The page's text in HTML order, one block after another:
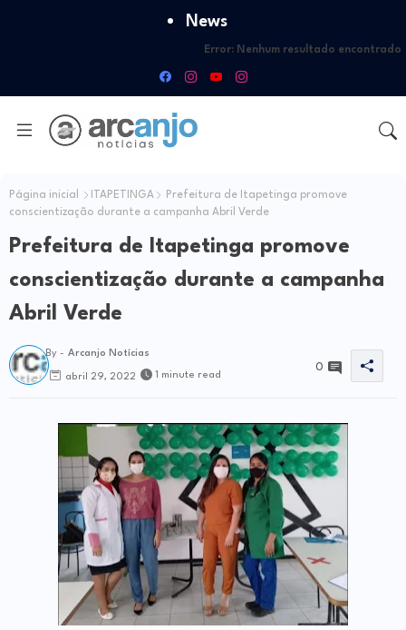
News
Error: Nenhum resultado encontrado
Página inicial ITAPETINGA
Prefeitura de Itapetinga promove
conscientização durante a campanha Abril Verde
Prefeitura de Itapetinga promove
conscientização durante a campanha
Abril Verde
By - Arcanjo Notícias
abril 29, 2022 1 minute read
0